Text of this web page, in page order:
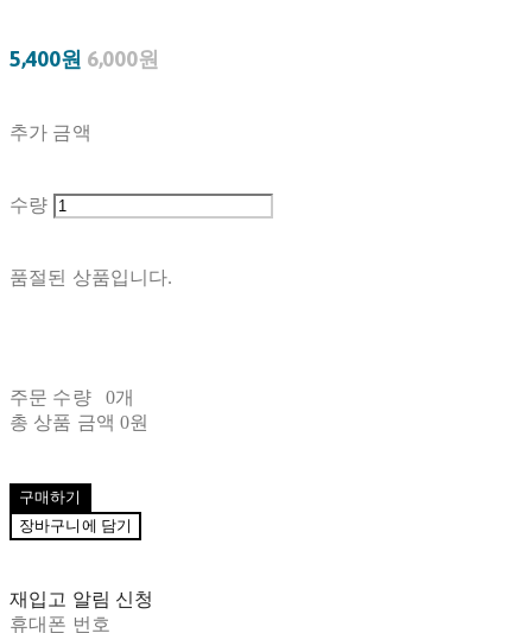
5,400원 6,000원
추가 금액
수량
품절된 상품입니다.
주문 수량
0개
총 상품 금액 0원
구매하기
장바구니에 담기
재입고 알림 신청
휴대폰 번호